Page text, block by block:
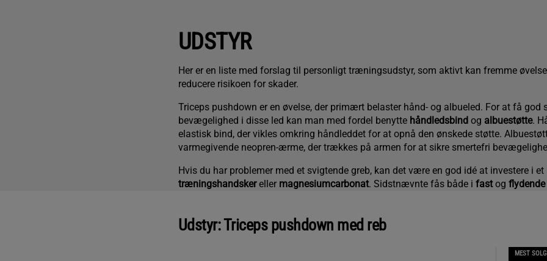
UDSTYR
Her er en liste med forslag til personligt træningsudstyr, som aktivt kan fremme
reducere risikoen for skader.
Triceps pushdown er en øvelse, der primært belaster hånd- og albueled. For at få god
bevægelighed i disse led kan man med fordel benytte håndledsbind og albuestøtte.
elastisk bind, der vikles omkring håndleddet for at opnå den ønskede støtte.
varmegivende neopren-ærme, der trækkes på armen for at sikre smertefri
Hvis du har problemer med et svigtende greb, kan det være en god idé at investere i et
træningshandskereller magnesiumcarbonat. Sidstnævnte fås både i fastog flydende
Udstyr: Triceps pushdown med reb
MEST